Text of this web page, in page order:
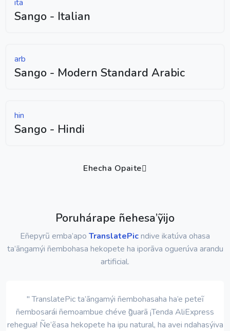
ita
Sango - Italian
arb
Sango - Modern Standard Arabic
hin
Sango - Hindi
Ehecha Opaite
Poruhárape ñehesa’ỹijo
Eñepyrũ emba’apo TranslatePicndive ikatúva ohasa
ta’ãngamýi ñembohasa hekopete ha iporãva oguerúva arandu
artificial.
" TranslatePic ta’ãngamýi ñembohasaha ha’e peteĩ
ñembosarái ñemoambue chéve g̃uarã ¡Tenda AliExpress
rehegua! Ñe’ẽasa hekopete ha ipu natural, ha avei ndahasýiva